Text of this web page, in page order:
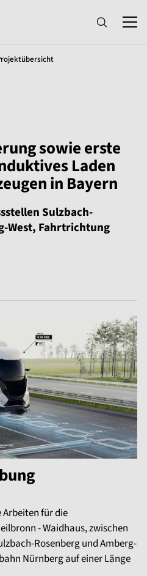
sowie erste
Laden
in Bayern
Sulzbach-
West, Fahrtrichtung
für die
- Waidhaus, zwischen
Rosenberg und Amberg-
Nürnberg auf einer Länge